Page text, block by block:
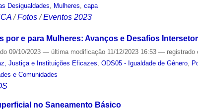
Desigualdades Mulheres ,capa
/Fotos /Eventos 2023
por e para Mulheres: Avanços e Desafios
09/10/2023— última modificação 11/12/2023 16:53— registrado
Justiça e Instituições Eficazes ,ODS05 - Igualdade de Gênero
e Comunidades
no Saneamento Básico